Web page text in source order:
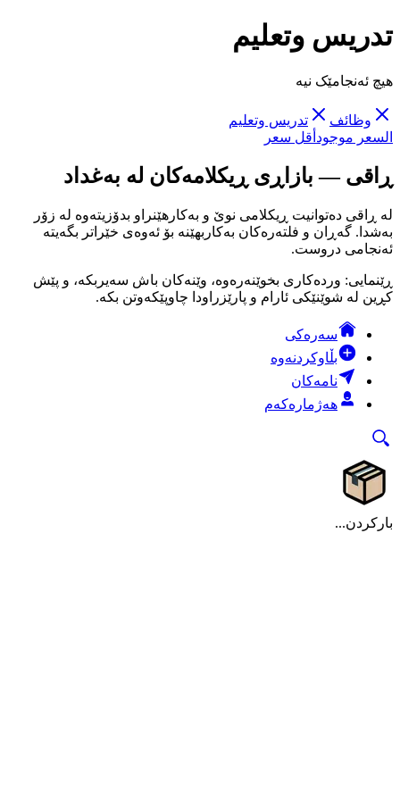
تدريس وتعليم
هیچ ئەنجامێک نیە
وظائف
تدريس وتعليم
السعر موجود أقل سعر
ڕاقی — بازاڕی ڕیکلامەکان لە بەغداد
لە ڕاقی دەتوانیت ڕیکلامی نوێ و بەکارهێنراو بدۆزیتەوە لە زۆر
بەشدا. گەڕان و فلتەرەکان بەکاربهێنە بۆ ئەوەی خێراتر بگەیتە
ئەنجامی دروست.
ڕێنمایی: وردەکاری بخوێنەرەوە، وێنەکان باش سەیربکە، و پێش
کڕین لە شوێنێکی ئارام و پارێزراودا چاوپێکەوتن بکە.
سەرەکی
بڵاوکردنەوە
نامەکان
هەژمارەکەم
بارکردن...